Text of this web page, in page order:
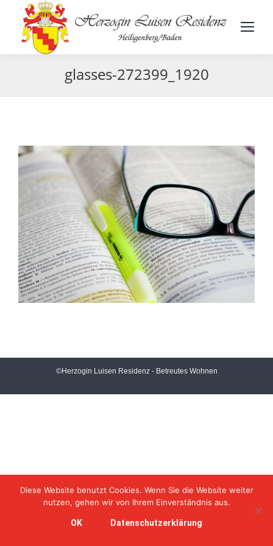
glasses-272399_1920
©Herzogin Luisen Residenz - Betreutes Wohnen
Diese Website benutzt Cookies. Wenn Sie die Website weiter
nutzen, gehen wir von Ihrem Einverständnis aus.
OK Datenschutzerklärung